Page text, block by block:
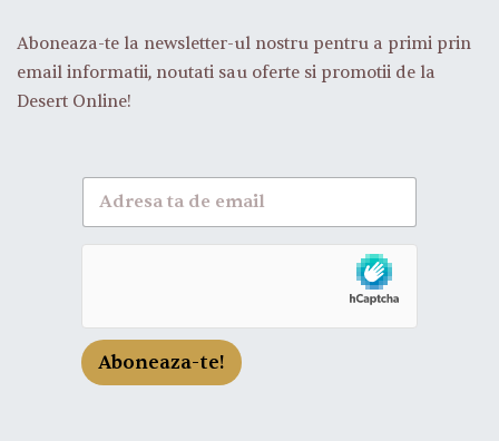
Aboneaza-te la newsletter-ul nostru pentru a primi prin
email informatii, noutati sau oferte si promotii de la
Desert Online!
A
o
n
a
-
t
Aboneaza-te!